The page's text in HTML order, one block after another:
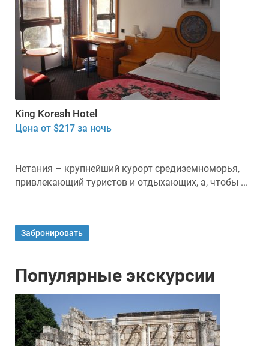
King Koresh Hotel
Цена от $217 за ночь
Нетания – крупнейший курорт средиземноморья,
привлекающий туристов и отдыхающих, а, чтобы ...
Забронировать
Популярные экскурсии